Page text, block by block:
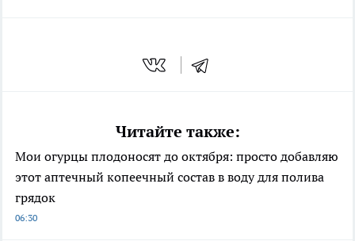
Читайте также:
Мои огурцы плодоносят до октября: просто добавляю
этот аптечный копеечный состав в воду для полива
грядок
06:30